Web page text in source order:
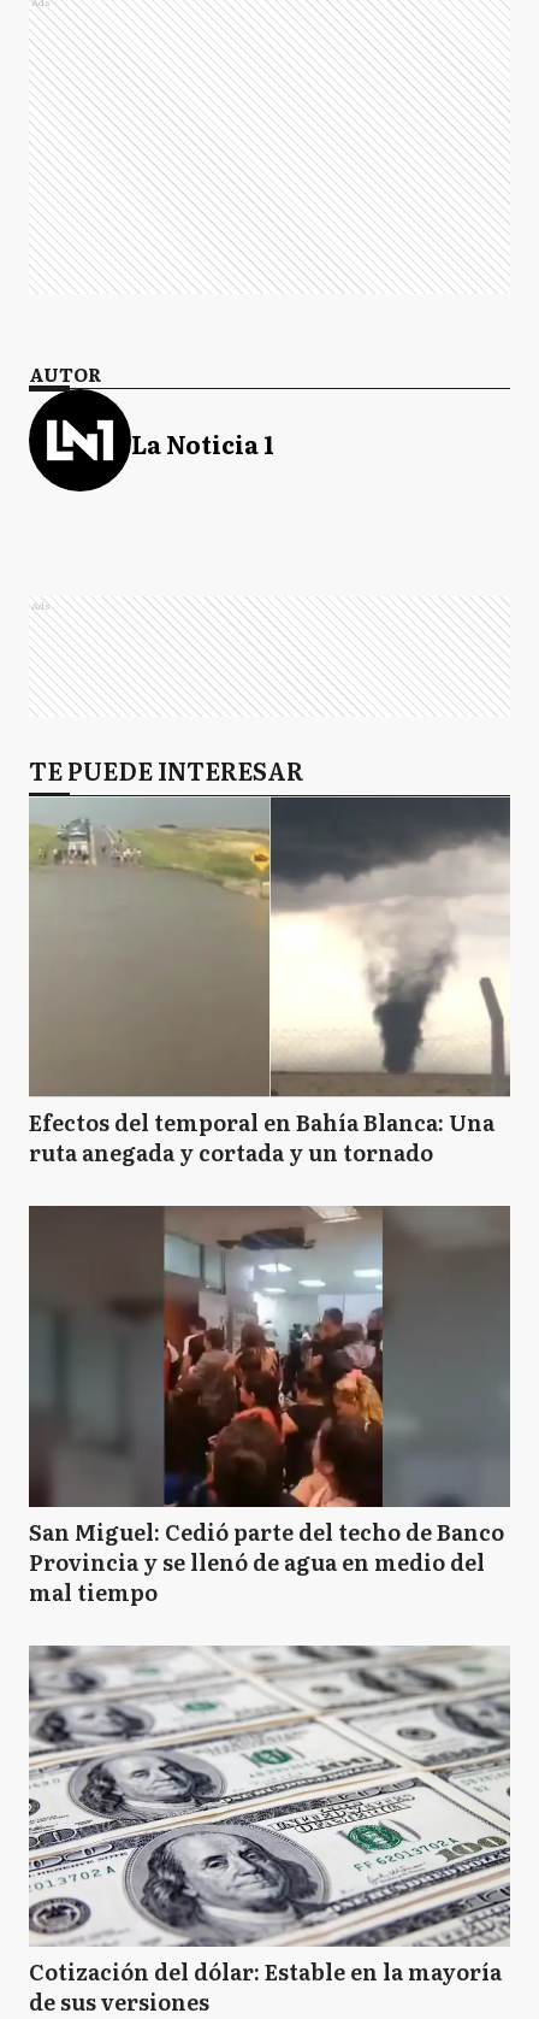
AUTOR
La Noticia 1
Ads
TE PUEDE INTERESAR
Efectos del temporal en Bahía Blanca: Una
ruta anegada y cortada y un tornado
San Miguel: Cedió parte del techo de Banco
Provincia y se llenó de agua en medio del
mal tiempo
Cotización del dólar: Estable en la mayoría
de sus versiones